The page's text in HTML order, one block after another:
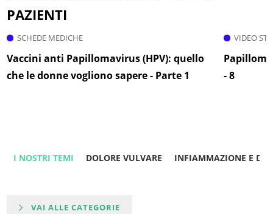
PAZIENTI
SCHEDE MEDICHE
Vaccini anti Papillomavirus (HPV): quello
che le donne vogliono sapere - Parte 1
VIDEO
- 8
I NOSTRI TEMI DOLORE VULVARE INFIAMMAZIONE E
VAI ALLE CATEGORIE